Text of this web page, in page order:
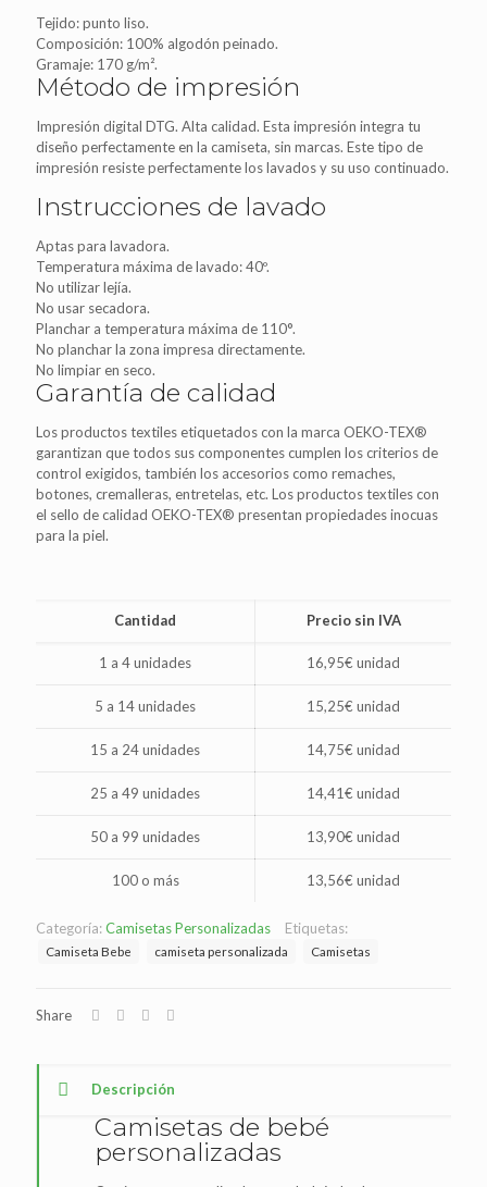
Tejido: punto liso.
Composición: 100% algodón peinado.
Gramaje: 170 g/m².
Método de impresión
Impresión digital DTG. Alta calidad. Esta impresión integra tu
diseño perfectamente en la camiseta, sin marcas. Este tipo de
impresión resiste perfectamente los lavados y su uso continuado.
Instrucciones de lavado
Aptas para lavadora.
Temperatura máxima de lavado: 40º.
No utilizar lejía.
No usar secadora.
Planchar a temperatura máxima de 110°.
No planchar la zona impresa directamente.
No limpiar en seco.
Garantía de calidad
Los productos textiles etiquetados con la marca OEKO-TEX®
garantizan que todos sus componentes cumplen los criterios de
control exigidos, también los accesorios como remaches,
botones, cremalleras, entretelas, etc. Los productos textiles con
el sello de calidad OEKO-TEX® presentan propiedades inocuas
para la piel.
Cantidad Precio sin IVA
1 a 4 unidades 16,95€ unidad
5 a 14 unidades 15,25€ unidad
15 a 24 unidades 14,75€ unidad
25 a 49 unidades 14,41€ unidad
50 a 99 unidades 13,90€ unidad
100 o más 13,56€ unidad
Categoría:Camisetas Personalizadas Etiquetas:
Camiseta Bebe camiseta personalizada Camisetas
Share
Descripción
Camisetas de bebé
personalizadas